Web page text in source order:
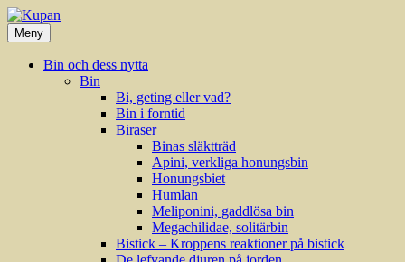
Hoppa
till
innehåll
Meny
Bin och dess nytta
Bin
Bi, geting eller vad?
Bin i forntid
Biraser
Binas släktträd
Apini, verkliga honungsbin
Honungsbiet
Humlan
Meliponini, gaddlösa bin
Megachilidae, solitärbin
Bistick – Kroppens reaktioner på bistick